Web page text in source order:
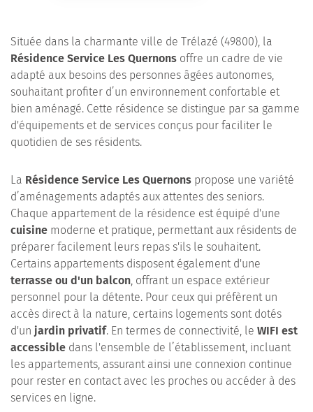
Située dans la charmante ville de Trélazé (49800), la
Résidence Service Les Quernons offre un cadre de vie
adapté aux besoins des personnes âgées autonomes,
souhaitant profiter d’un environnement confortable et
bien aménagé. Cette résidence se distingue par sa gamme
d'équipements et de services conçus pour faciliter le
quotidien de ses résidents.
La Résidence Service Les Quernons propose une variété
d’aménagements adaptés aux attentes des seniors.
Chaque appartement de la résidence est équipé d'une
cuisine moderne et pratique, permettant aux résidents de
préparer facilement leurs repas s'ils le souhaitent.
Certains appartements disposent également d'une
terrasse ou d'un balcon, offrant un espace extérieur
personnel pour la détente. Pour ceux qui préfèrent un
accès direct à la nature, certains logements sont dotés
d'un jardin privatif. En termes de connectivité, le WIFI est
accessible dans l'ensemble de l’établissement, incluant
les appartements, assurant ainsi une connexion continue
pour rester en contact avec les proches ou accéder à des
services en ligne.